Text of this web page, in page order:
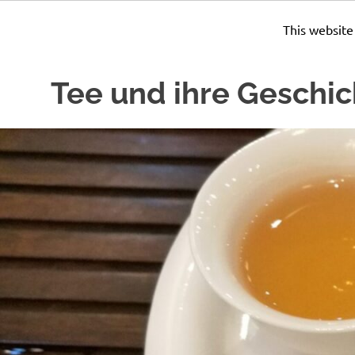
This
Tee und ihre
Jahrhunderten
wird
zubereitet